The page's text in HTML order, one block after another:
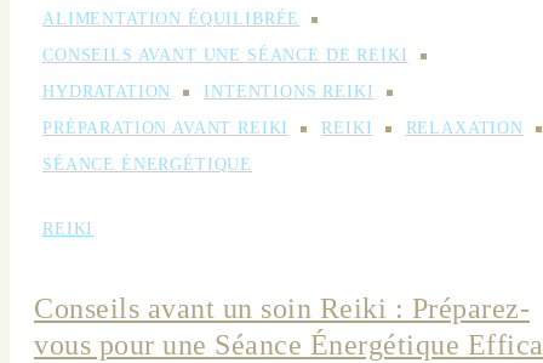
ALIMENTATION ÉQUILIBRÉE
CONSEILS AVANT UNE SÉANCE DE REIKI
HYDRATATION
INTENTIONS REIKI
PRÉPARATION AVANT REIKI
REIKI
RELAXATION
SÉANCE ÉNERGÉTIQUE
REIKI
Conseils avant un soin Reiki : Préparez-
vous pour une Séance Énergétique